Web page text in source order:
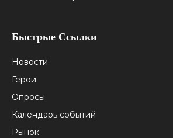
Быстрые Ссылки
Новости
Герои
Опросы
Календарь событий
Рынок